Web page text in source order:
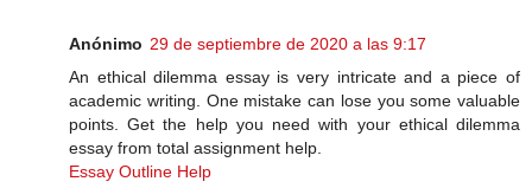
Anónimo 29 de septiembre de 2020 a las 9:17
An ethical dilemma essay is very intricate and a piece of
academic writing. One mistake can lose you some valuable
points. Get the help you need with your ethical dilemma
essay from total assignment help.
Essay Outline Help